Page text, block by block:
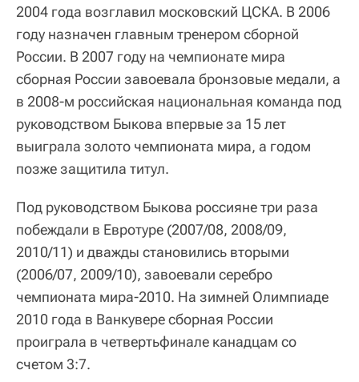
2004 года возглавил московский ЦСКА. В 2006
году назначен главным тренером сборной
России. В 2007 году на чемпионате мира
сборная России завоевала бронзовые медали, а
в 2008-м российская национальная команда под
руководством Быкова впервые за 15 лет
выиграла золото чемпионата мира, а годом
позже защитила титул.
Под руководством Быкова россияне три раза
побеждали в Евротуре (2007/08, 2008/09,
2010/11) и дважды становились вторыми
(2006/07, 2009/10), завоевали серебро
чемпионата мира-2010. На зимней Олимпиаде
2010 года в Ванкувере сборная России
проиграла в четвертьфинале канадцам со
счетом 3:7.